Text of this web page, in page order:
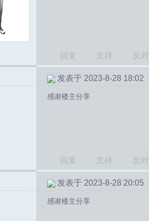
回复 支持 反对
发表于 2023-8-28 18:02
感谢楼主分享
回复 支持 反对
发表于 2023-8-28 20:05
感谢楼主分享